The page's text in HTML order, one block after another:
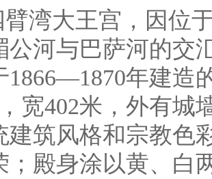
湾大王宫，因位
公河与巴萨河的交
1866—1870年建造
宽402米，外有城
建筑风格和宗教色
；殿身涂以黄、白